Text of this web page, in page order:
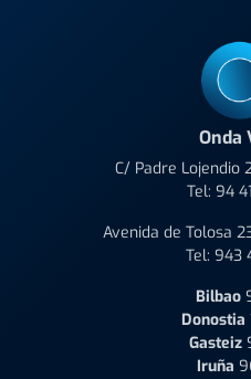
Onda
C/ Padre Lojendio
Tel: 94
Avenida de Tolosa
Tel: 943
Bilbao
Donostia
Gasteiz
Iruña